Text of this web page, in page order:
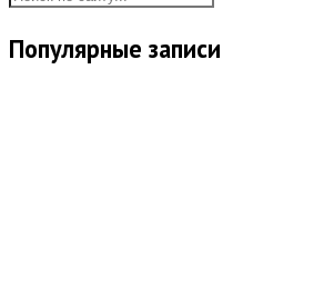
Популярные записи